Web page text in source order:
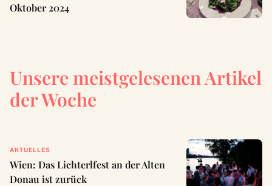
Oktober 2024
Unsere meistgelesenen Artikel
der Woche
AKTUELLES
Wien: Das Lichterlfest an der Alten
Donau ist zurück